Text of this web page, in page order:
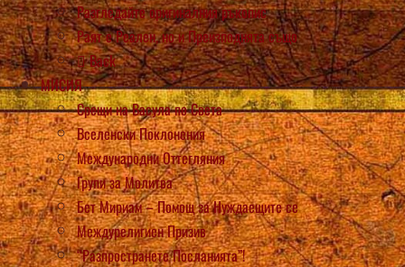
Разгледайте оригиналния ръкопис
Раят е Реален, но и Преизподнята също
Back
МИСИЯ
Срещи на Васула по Света
Вселенски Поклонения
Международни Оттегляния
Групи за Молитва
Бет Мириам – Помощ за Нуждаещите се
Междурелигиен Призив
“Разпространете Посланията”!